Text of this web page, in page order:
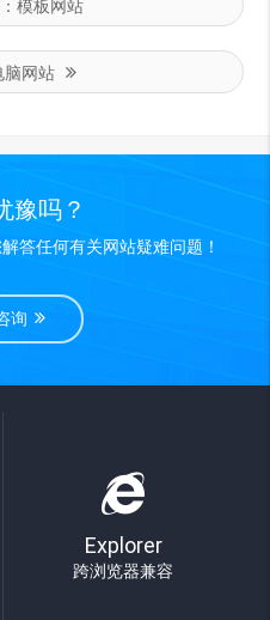
模板网站
脑网站
豫吗？
答任何有关网站疑难问题！
询
Explorer
跨浏览器兼容